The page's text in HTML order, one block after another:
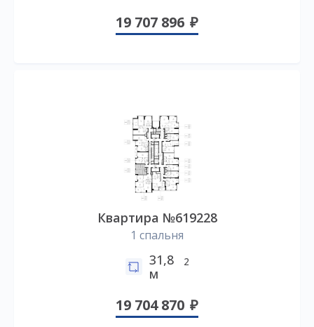
19 707 896
Квартира №619228
1 спальня
31,8
м
2
19 704 870